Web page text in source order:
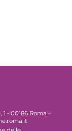
- 00186 Roma -